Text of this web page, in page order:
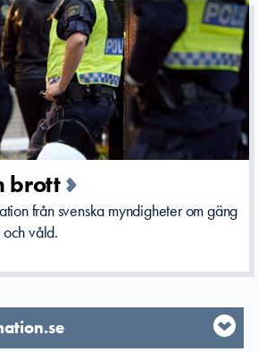
brott
från svenska myndigheter om gäng
våld.